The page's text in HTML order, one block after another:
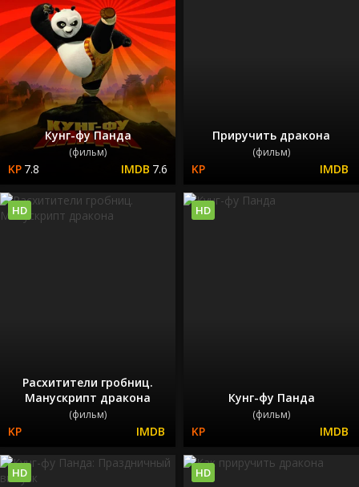
Кунг-фу Панда
(фильм)
7.8 7.6
Приручить дракона
(фильм)
Расхитители гробниц.
Манускрипт дракона
(фильм)
HD
Кунг-фу Панда
(фильм)
HD
HD HD